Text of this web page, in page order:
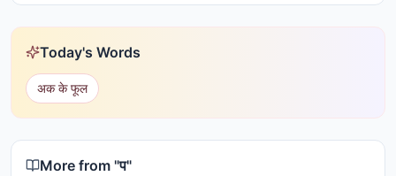
Today's Words
अक के फूल
More from "प"